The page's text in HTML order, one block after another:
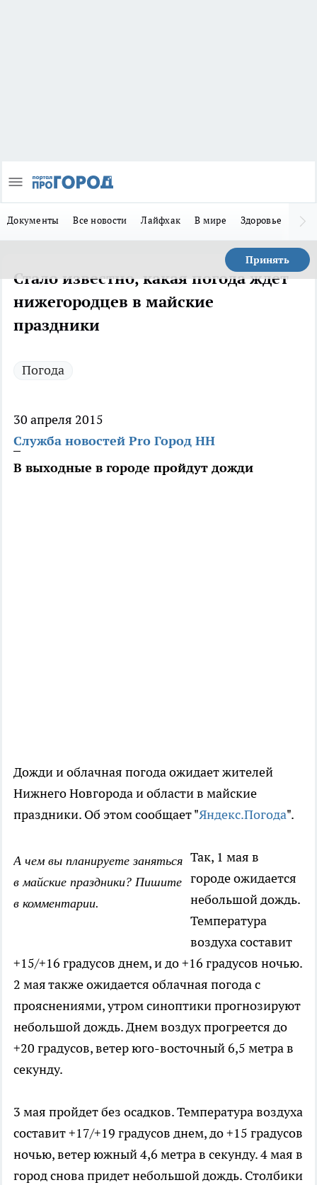
Документы Все новости Лайфхак В мире Здоровье
Принять
Стало известно, какая погода ждет
нижегородцев в майские
праздники
Погода
30 апреля 2015
Служба новостей Pro Город НН
В выходные в городе пройдут дожди
Дожди и облачная погода ожидает жителей
Нижнего Новгорода и области в майские
праздники. Об этом сообщает "Яндекс.Погода".
А чем вы планируете заняться
в майские праздники? Пишите
в комментарии.
Так, 1 мая в
городе ожидается
небольшой дождь.
Температура
воздуха составит
+15/+16 градусов днем, и до +16 градусов ночью.
2 мая также ожидается облачная погода с
прояснениями, утром синоптики прогнозируют
небольшой дождь. Днем воздух прогреется до
+20 градусов, ветер юго-восточный 6,5 метра в
секунду.
3 мая пройдет без осадков. Температура воздуха
составит +17/+19 градусов днем, до +15 градусов
ночью, ветер южный 4,6 метра в секунду. 4 мая в
город снова придет небольшой дождь. Столбики